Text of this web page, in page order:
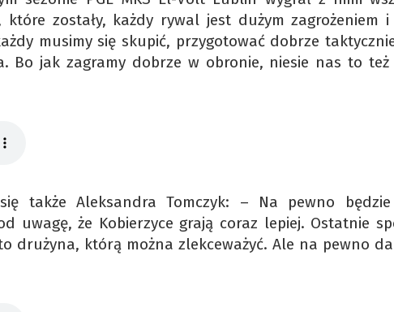
zostały, każdy rywal jest dużym zagrożeniem
musimy się skupić, przygotować dobrze
Bo jak zagramy dobrze w obronie, niesie nas to
także Aleksandra Tomczyk: – Na pewno
uwagę, że Kobierzyce grają coraz lepiej. Ostatnie
drużyna, którą można zlekceważyć. Ale na pewno